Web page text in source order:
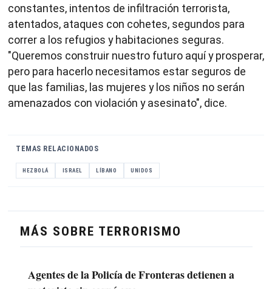
constantes, intentos de infiltración terrorista,
atentados, ataques con cohetes, segundos para
correr a los refugios y habitaciones seguras.
"Queremos construir nuestro futuro aquí y prosperar,
pero para hacerlo necesitamos estar seguros de
que las familias, las mujeres y los niños no serán
amenazados con violación y asesinato", dice.
TEMAS RELACIONADOS
HEZBOLÁ ISRAEL LÍBANO UNIDOS
MÁS SOBRE TERRORISMO
Agentes de la Policía de Fronteras detienen a